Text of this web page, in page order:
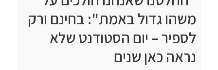
משהו גדול באמת": בחינם ורק
לספיר – יום הסטודנט שלא
נראה כאן שנים